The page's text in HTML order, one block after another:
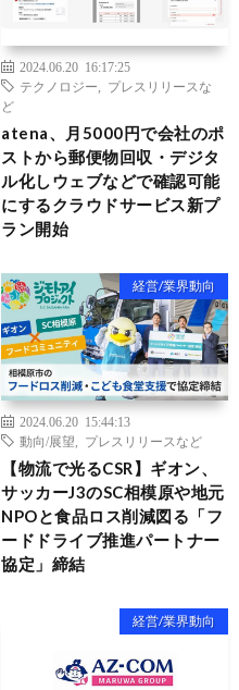
2024.06.20 16:17:25
テクノロジー
プレスリリースな
ど
atena、月5000円で会社のポ
ストから郵便物回収・デジタ
ル化しウェブなどで確認可能
にするクラウドサービス新プ
ラン開始
経営/業界動向
2024.06.20 15:44:13
動向/展望
プレスリリースなど
【物流で光るCSR】ギオン、
サッカーJ3のSC相模原や地元
NPOと食品ロス削減図る「フ
ードドライブ推進パートナー
協定」締結
経営/業界動向